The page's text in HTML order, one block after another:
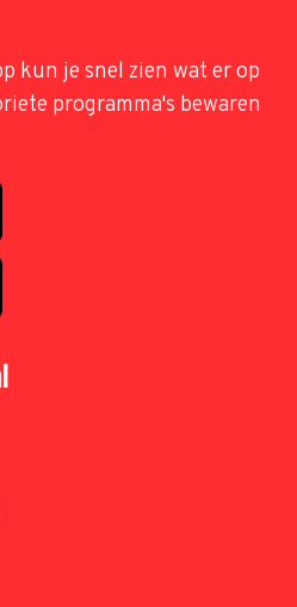
kun je snel zien wat er op
programma's bewaren